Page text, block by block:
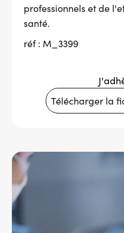
Actualités &
Fournisseurs
Espace presse
professionnels et de
santé.
réf : M_3399
Télécharger la